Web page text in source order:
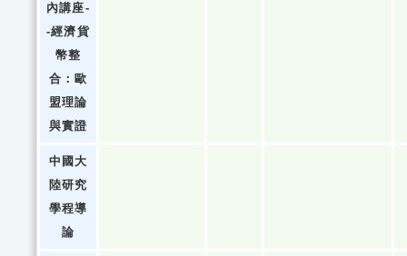
內講座-
-經濟貨
幣整
合：歐
盟理論
與實證
中國大
陸研究
學程導
論